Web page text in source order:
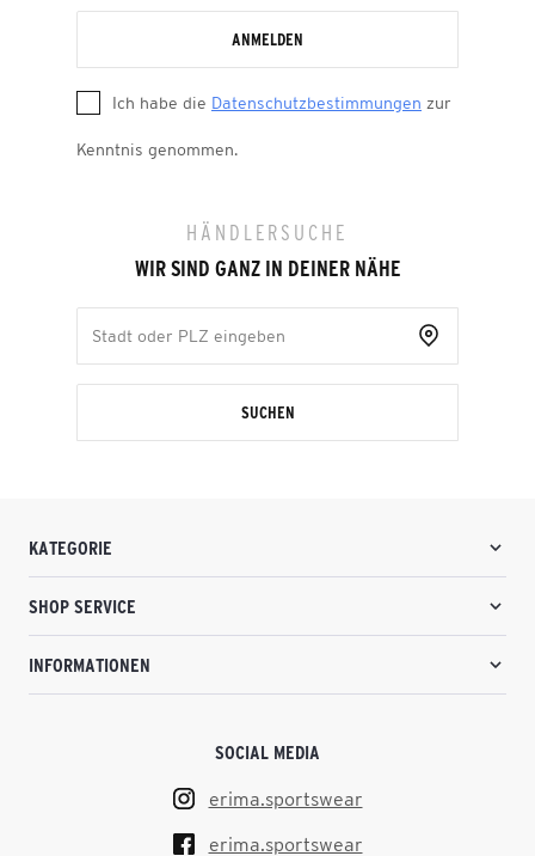
ANMELDEN
Ich habe die Datenschutzbestimmungen zur
Kenntnis genommen.
HÄNDLERSUCHE
WIR SIND GANZ IN DEINER NÄHE
SUCHEN
KATEGORIE
SHOP SERVICE
INFORMATIONEN
SOCIAL MEDIA
erima.sportswear
erima.sportswear